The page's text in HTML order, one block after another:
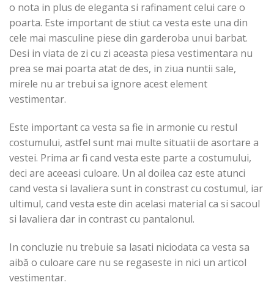
o nota in plus de eleganta si rafinament celui care o
poarta. Este important de stiut ca vesta este una din
cele mai masculine piese din garderoba unui barbat.
Desi in viata de zi cu zi aceasta piesa vestimentara nu
prea se mai poarta atat de des, in ziua nuntii sale,
mirele nu ar trebui sa ignore acest element
vestimentar.
Este important ca vesta sa fie in armonie cu restul
costumului, astfel sunt mai multe situatii de asortare a
vestei. Prima ar fi cand vesta este parte a costumului,
deci are aceeasi culoare. Un al doilea caz este atunci
cand vesta si lavaliera sunt in constrast cu costumul, iar
ultimul, cand vesta este din acelasi material ca si sacoul
si lavaliera dar in contrast cu pantalonul.
In concluzie nu trebuie sa lasati niciodata ca vesta sa
aibă o culoare care nu se regaseste in nici un articol
vestimentar.